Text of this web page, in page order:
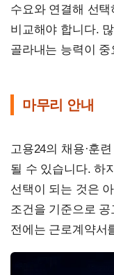
수요와 연결해 선
비교해야 합니다.
골라내는 능력이 중
마무리 안내
고용24의 채용·훈
될 수 있습니다. 하
선택이 되는 것은
조건을 기준으로
전에는 근로계약서